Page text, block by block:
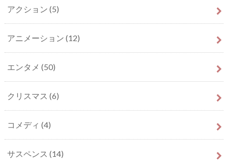
アクション (5)
アニメーション (12)
エンタメ (50)
クリスマス (6)
コメディ (4)
サスペンス (14)